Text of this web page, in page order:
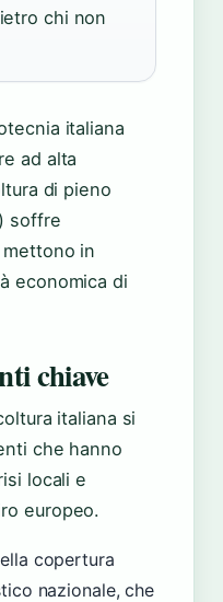
chi non
italiana
ad alta
di pieno
soffre
in
economica di
chiave
italiana si
che hanno
locali e
europeo.
copertura
nazionale, che